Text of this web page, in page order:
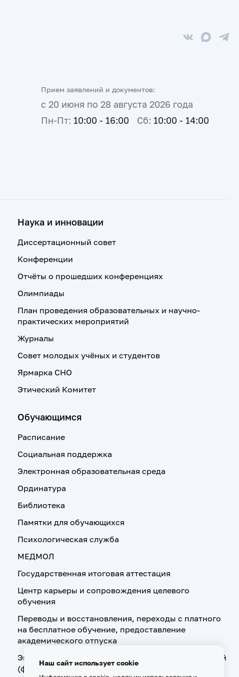
Прием заявлений и документов:
с 20 июня по 28 августа 2026 года
Пн-Пт: 10:00 - 16:00 Сб: 10:00 - 14:00
Наука и инновации
Диссертационный совет
Конференции
Отчёты о прошедших конференциях
Олимпиады
План проведения образовательных и научно-
практических мероприятий
Журналы
Совет молодых учёных и студентов
Ярмарка СНО
Этический Комитет
Обучающимся
Расписание
Социальная поддержка
Электронная образовательная среда
Ординатура
Библиотека
Памятки для обучающихся
Психологическая служба
МЕДМОЛ
Государственная итоговая аттестация
Центр карьеры и сопровождения целевого
обучения
Переводы и восстановления, переходы с платного
на бесплатное обучение, предоставление
академического отпуска
Экзамен по допуску к осуществлению медицинской
(фармацевтической) деятельности на должностях
Наш сайт использует cookie